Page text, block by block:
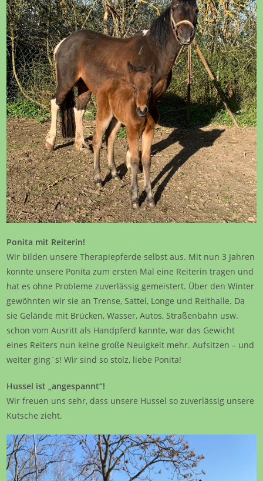
Ponita mit Reiterin!
Wir bilden unsere Therapiepferde selbst aus. Mit nun 3 Jahren
konnte unsere Ponita zum ersten Mal eine Reiterin tragen und
hat es ohne Probleme zuverlässig gemeistert. Über den Winter
gewöhnten wir sie an Trense, Sattel, Longe und Reithalle. Da
sie Gelände mit Brücken, Wasser, Autos, Straßenbahn usw.
schon vom Ausritt als Handpferd kannte, war das Gewicht
eines Reiters nun keine große Neuigkeit mehr. Aufsitzen – und
weiter ging`s! Wir sind so stolz, liebe Ponita!
Hussel ist „angespannt“!
Wir freuen uns sehr, dass unsere Hussel so zuverlässig unsere
Kutsche zieht.